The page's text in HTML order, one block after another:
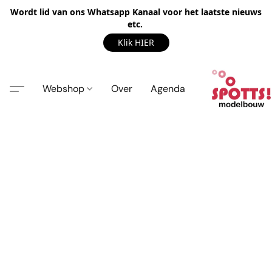
Wordt lid van ons Whatsapp Kanaal voor het laatste nieuws
etc.
Klik HIER
Webshop Over Agenda